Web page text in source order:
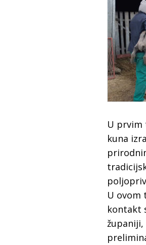
U prvim
kuna
U ovom
kontakt
županiji,